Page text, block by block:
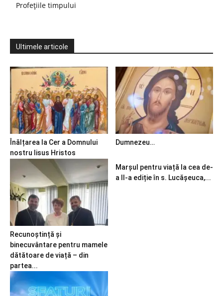
Profețiile timpului
Ultimele articole
Înălțarea la Cer a Domnului
nostru Iisus Hristos
Dumnezeu…
Recunoștință și
binecuvântare pentru mamele
dătătoare de viață – din
partea...
Marșul pentru viață la cea de-
a II-a ediție în s. Lucășeuca,...